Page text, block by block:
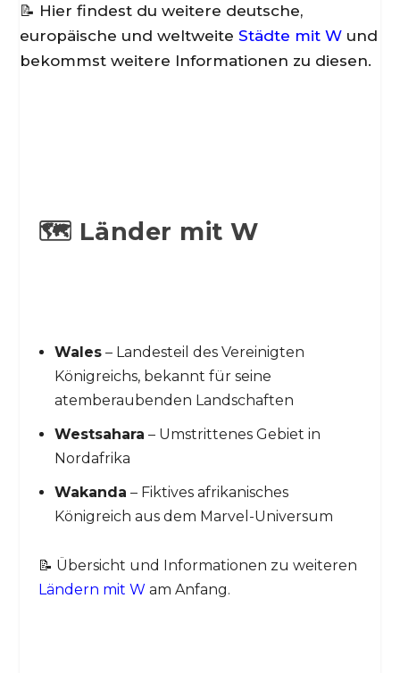
📝 Hier findest du weitere deutsche,
europäische und weltweiteStädte mit W und
bekommst weitere Informationen zu diesen.
🗺️ Länder mit W
Wales– Landesteil des Vereinigten
Königreichs, bekannt für seine
atemberaubenden Landschaften
Westsahara – Umstrittenes Gebiet in
Nordafrika
Wakanda – Fiktives afrikanisches
Königreich aus dem Marvel-Universum
📝 Übersicht und Informationen zu weiteren
Ländern mit W am Anfang.